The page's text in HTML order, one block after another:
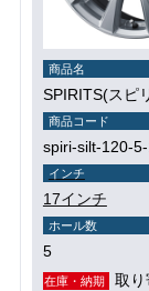
商品名
SPIRITS(スピ
商品コード
spiri-silt-120-
インチ
17インチ
ホール数
5
在庫・納期 取り